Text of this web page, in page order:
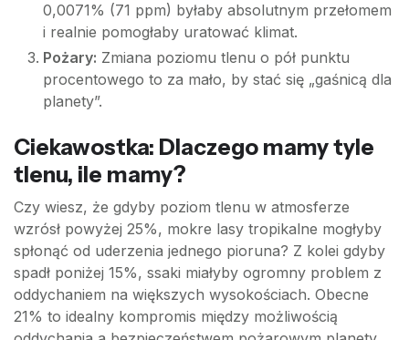
0,0071% (71 ppm) byłaby absolutnym przełomem
i realnie pomogłaby uratować klimat.
Pożary: Zmiana poziomu tlenu o pół punktu
procentowego to za mało, by stać się „gaśnicą dla
planety”.
Ciekawostka: Dlaczego mamy tyle
tlenu, ile mamy?
Czy wiesz, że gdyby poziom tlenu w atmosferze
wzrósł powyżej 25%, mokre lasy tropikalne mogłyby
spłonąć od uderzenia jednego pioruna? Z kolei gdyby
spadł poniżej 15%, ssaki miałyby ogromny problem z
oddychaniem na większych wysokościach. Obecne
21% to idealny kompromis między możliwością